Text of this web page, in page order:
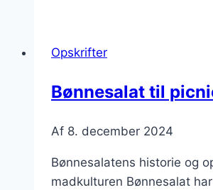
Opskrifter
Bønnesalat til
Af 8. december 2024
Bønnesalatens historie og
madkulturen Bønnesalat